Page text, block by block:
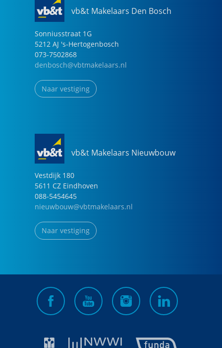
vb&t Makelaars Den Bosch
Sonniusstraat 1G
5212 AJ 's-Hertogenbosch
073-7502868
denbosch@vbtmakelaars.nl
Naar vestiging
vb&t Makelaars Nieuwbouw
Vestdijk 180
5611 CZ Eindhoven
088-5454645
nieuwbouw@vbtmakelaars.nl
Naar vestiging